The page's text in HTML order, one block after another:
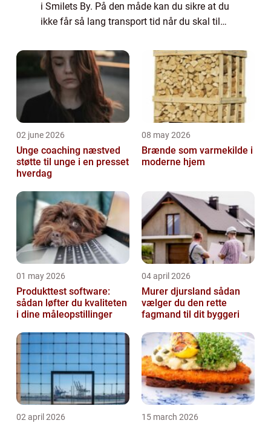
i Smilets By. På den måde kan du sikre at du
ikke får så lang transport tid når du skal til
mange timer af til dine tandl...
02 june 2026
Unge coaching næstved
støtte til unge i en presset
hverdag
08 may 2026
Brænde som varmekilde i
moderne hjem
01 may 2026
Produkttest software:
sådan løfter du kvaliteten
i dine måleopstillinger
04 april 2026
Murer djursland sådan
vælger du den rette
fagmand til dit byggeri
02 april 2026 15 march 2026